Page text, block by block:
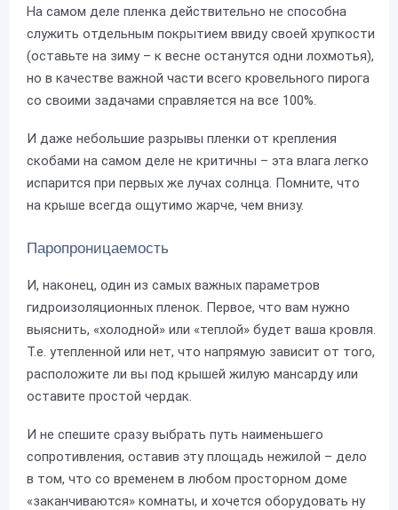
На самом деле пленка действительно не способна
служить отдельным покрытием ввиду своей хрупкости
(оставьте на зиму – к весне останутся одни лохмотья),
но в качестве важной части всего кровельного пирога
со своими задачами справляется на все 100%.
И даже небольшие разрывы пленки от крепления
скобами на самом деле не критичны – эта влага легко
испарится при первых же лучах солнца. Помните, что
на крыше всегда ощутимо жарче, чем внизу.
Паропроницаемость
И, наконец, один из самых важных параметров
гидроизоляционных пленок. Первое, что вам нужно
выяснить, «холодной» или «теплой» будет ваша кровля.
Т.е. утепленной или нет, что напрямую зависит от того,
расположите ли вы под крышей жилую мансарду или
оставите простой чердак.
И не спешите сразу выбрать путь наименьшего
сопротивления, оставив эту площадь нежилой – дело
в том, что со временем в любом просторном доме
«заканчиваются» комнаты, и хочется оборудовать ну